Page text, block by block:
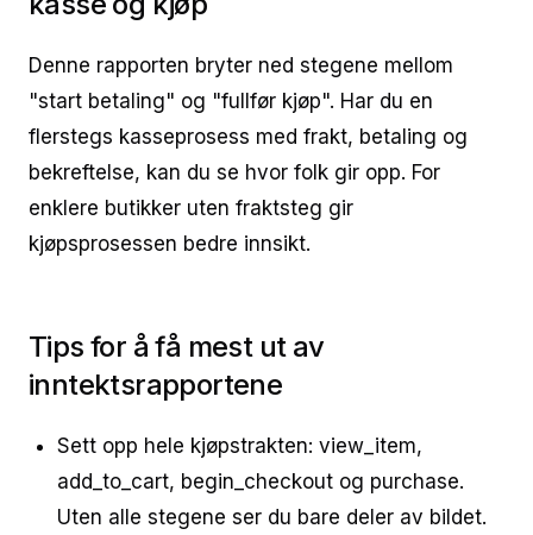
Denne rapporten bryter ned stegene mellom
"start betaling" og "fullfør kjøp". Har du en
flerstegs kasseprosess med frakt, betaling og
bekreftelse, kan du se hvor folk gir opp. For
enklere butikker uten fraktsteg gir
kjøpsprosessen bedre innsikt.
Tips for å få mest ut av
inntektsrapportene
Sett opp hele kjøpstrakten: view_item,
add_to_cart, begin_checkout og purchase.
Uten alle stegene ser du bare deler av bildet.